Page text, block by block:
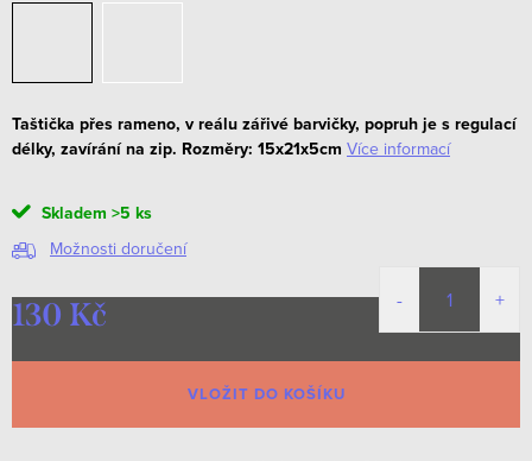
Taštička přes rameno, v reálu zářivé barvičky, popruh je s regulací
délky, zavírání na zip. Rozměry: 15x21x5cm Více informací
Skladem >5 ks
Možnosti doručení
130 Kč
cena:
VLOŽIT DO KOŠÍKU